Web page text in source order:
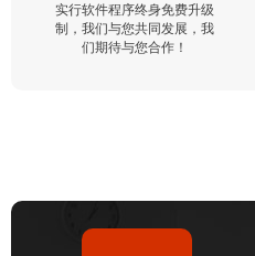
实行软件程序终身免费升级
制，我们与您共同发展，我
们期待与您合作！